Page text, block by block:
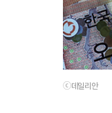
ⓒ데일리안